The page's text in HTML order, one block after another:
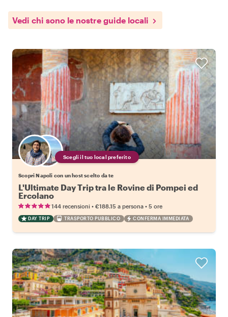
Vedi chi sono le nostre guide locali
Scegli il tuo local preferito
Scopri Napoli con un host scelto da te
L'Ultimate Day Trip tra le Rovine di Pompei ed
Ercolano
144 recensioni • €188.15 a persona • 5 ore
DAY TRIP TRASPORTO PUBBLICO CONFERMA IMMEDIATA